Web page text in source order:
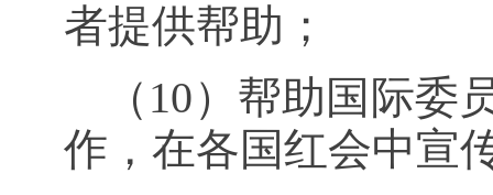
者提供帮助；
（ 10）帮助国际委
作，在各国红会中宣